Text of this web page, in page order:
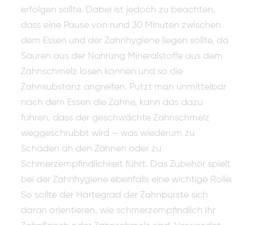
erfolgen sollte. Dabei ist jedoch zu beachten,
dass eine Pause von rund 30 Minuten zwischen
dem Essen und der Zahnhygiene liegen sollte, da
Säuren aus der Nahrung Mineralstoffe aus dem
Zahnschmelz lösen können und so die
Zahnsubstanz angreifen. Putzt man unmittelbar
nach dem Essen die Zähne, kann das dazu
führen, dass der geschwächte Zahnschmelz
weggeschrubbt wird – was wiederum zu
Schäden an den Zähnen oder zu
Schmerzempfindlichkeit führt. Das Zubehör spielt
bei der Zahnhygiene ebenfalls eine wichtige Rolle.
So sollte der Härtegrad der Zahnbürste sich
daran orientieren, wie schmerzempfindlich Ihr